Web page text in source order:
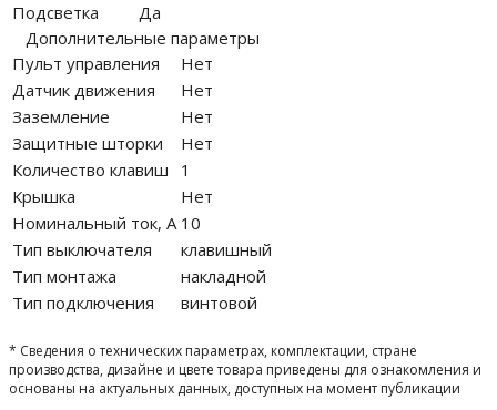
Подсветка
Да
Дополнительные параметры
Пульт управления
Нет
Датчик движения
Нет
Заземление
Нет
Защитные шторки
Нет
Количество клавиш
1
Крышка
Нет
Номинальный ток, А 10
Тип выключателя
клавишный
Тип монтажа
накладной
Тип подключения
винтовой
* Сведения о технических параметрах, комплектации, стране
производства, дизайне и цвете товара приведены для ознакомления и
основаны на актуальных данных, доступных на момент публикации